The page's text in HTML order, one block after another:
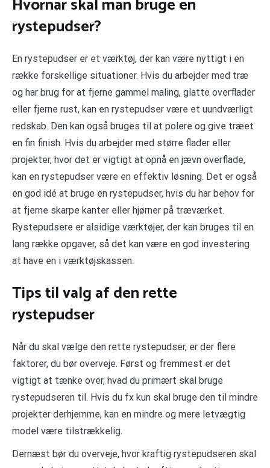
rystepudser?
En rystepudser er et værktøj, der kan være nyttigt i en
række forskellige situationer. Hvis du arbejder med træ
og har brug for at fjerne gammel maling, glatte overflader
eller fjerne rust, kan en rystepudser være et uundværligt
redskab. Den kan også bruges til at polere og give træet
en fin finish. Hvis du arbejder med større flader eller
projekter, hvor det er vigtigt at opnå en jævn overflade,
kan en rystepudser være en effektiv løsning. Det er også
en god idé at bruge en rystepudser, hvis du har behov for
at fjerne skarpe kanter eller hjørner på træværket.
Rystepudsere er alsidige værktøjer, der kan bruges til en
lang række opgaver, så det kan være en god investering
at have en i værktøjskassen.
Tips til valg af den rette
rystepudser
Når du skal vælge den rette rystepudser, er der flere
faktorer, du bør overveje. Først og fremmest er det
vigtigt at tænke over, hvad du primært skal bruge
rystepudseren til. Hvis du fx kun skal bruge den til mindre
projekter derhjemme, kan en mindre og mere letvægtig
model være tilstrækkelig.
Dernæst bør du overveje, hvor kraftig rystepudseren skal